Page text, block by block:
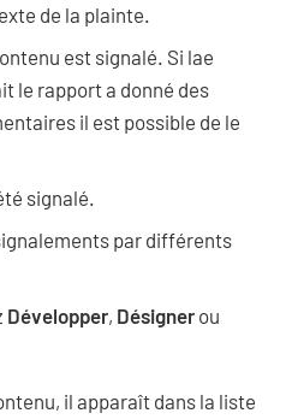
de la plainte.
est signalé. Si lae
le rapport a donné des
il est possible de le
signalé.
par différents
Développer, Désigner ou
il apparaît dans la liste